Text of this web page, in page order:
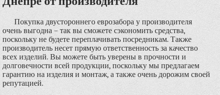
Покупка двустороннего еврозабора у производителя
очень выгодна – так вы сможете сэкономить средства,
поскольку не будете переплачивать посредникам. Также
производитель несет прямую ответственность за качество
всех изделий. Вы можете быть уверены в прочности и
долговечности всей продукции, поскольку мы предлагаем
гарантию на изделия и монтаж, а также очень дорожим своей
репутацией.